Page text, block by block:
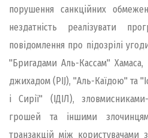
порушення санкційних
нездатність реалізувати
повідомлення про підозрілі
"Бригадами Аль-Кассам" Хамаса,
джихадом (PIJ), "Аль-Каїдою" та
і Сирії" (ІДІЛ),
грошей та іншими
транзакцій між користувачами